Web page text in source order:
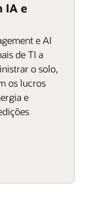
IA e
e AI
de TI a
o solo,
os lucros
e